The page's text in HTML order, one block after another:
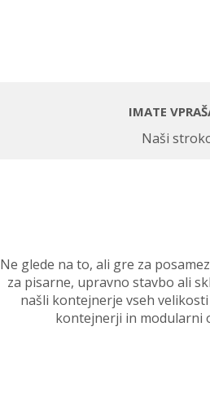
IMATE
Naši
Ne glede na to, ali gre za
za pisarne, upravno stavbo ali
našli kontejnerje vseh
kontejnerji in modularni